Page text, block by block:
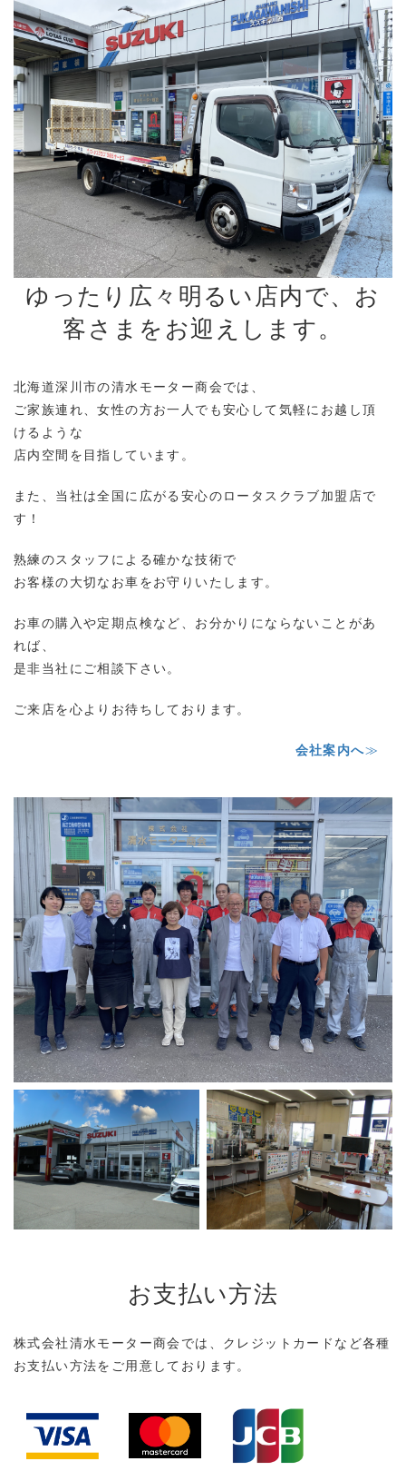
ゆったり広々明るい店内で、お
客さまをお迎えします。
北海道深川市の清水モーター商会では、
ご家族連れ、女性の方お一人でも安心して気軽にお越し頂
けるような
店内空間を目指しています。
また、当社は全国に広がる安心のロータスクラブ加盟店で
す！
熟練のスタッフによる確かな技術で
お客様の大切なお車をお守りいたします。
お車の購入や定期点検など、お分かりにならないことがあ
れば、
是非当社にご相談下さい。
ご来店を心よりお待ちしております。
会社案内へ≫
お支払い方法
株式会社清水モーター商会では、 クレジットカードなど各種
お支払い方法をご用意しております。